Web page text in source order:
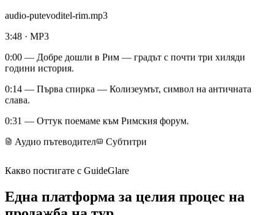
audio-putevoditel-rim.mp3
3:48 · MP3
0:00 — Добре дошли в Рим — градът с почти три хиляди
години история.
0:14 — Първа спирка — Колизеумът, символ на античната
слава.
0:31 — Оттук поемаме към Римския форум.
Аудио пътеводител
Субтитри
Какво постигате с GuideGlare
Една платформа за целия процес на